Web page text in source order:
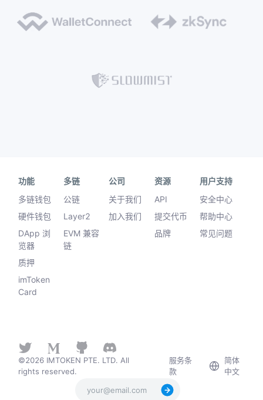
功能
多链钱包
硬件钱包
DApp 浏
览器
质押
imToken
Card
多链
公链
Layer2
EVM 兼容
链
公司
关于我们
加入我们
资源
API
提交代币
品牌
用户支持
安全中心
帮助中心
常见问题
©2026 IMTOKEN PTE. LTD. All
rights reserved.
服务条
款
简体
中文